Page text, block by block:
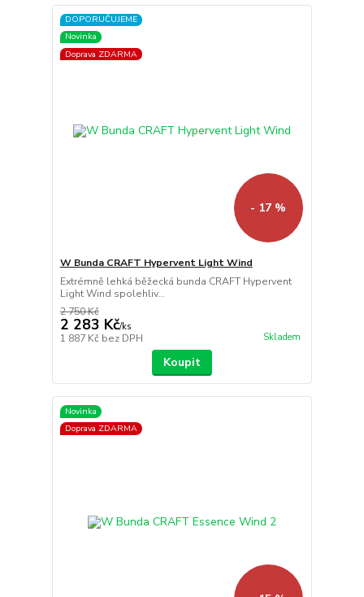
DOPORUČUJEME
Novinka
Doprava ZDARMA
- 17 %
W Bunda CRAFT Hypervent Light Wind
Extrémně lehká běžecká bunda CRAFT Hypervent
Light Wind spolehliv...
2 750 Kč
2 283 Kč/ks
1 887 Kč bez DPH Skladem
Koupit
Novinka
Doprava ZDARMA